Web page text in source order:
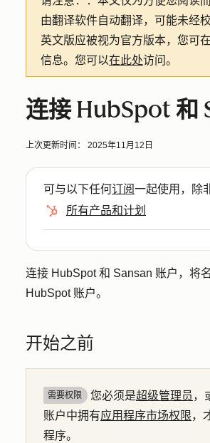
由翻译软件自动翻译，可能未经
英文版应被视为官方版本，您可
信息。您可以在此处访问。
连接 HubSpot 和
上次更新时间： 2025年11月12日
可与以下任何订阅一起使用，除
所有产品和计划
连接 HubSpot 和 Sansan 账户，将
HubSpot 账户。
开始之前
需要权限 您必须是超级管理员 ，
账户中拥有应用程序市场权限，
程序。